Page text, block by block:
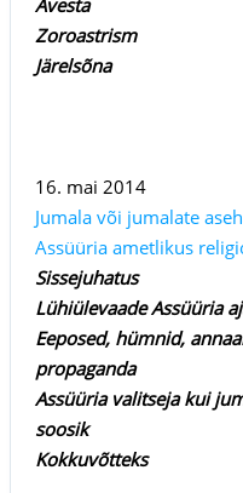
Zoroastrism
Järelsõna
16. mai 2014
Jumala või jumalate
Assüüria ametlikus
Sissejuhatus
Lühiülevaade Assüüria
Eeposed, hümnid,
propaganda
Assüüria valitseja kui
soosik
Kokkuvõtteks